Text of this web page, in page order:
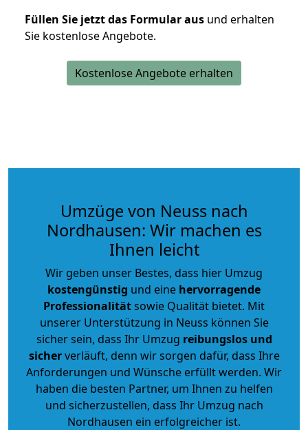
Füllen Sie jetzt das Formular aus und erhalten
Sie kostenlose Angebote.
Kostenlose Angebote erhalten
Umzüge von Neuss nach
Nordhausen: Wir machen es
Ihnen leicht
Wir geben unser Bestes, dass hier Umzug
kostengünstig und eine hervorragende
Professionalitätsowie Qualität bietet. Mit
unserer Unterstützung in Neuss können Sie
sicher sein, dass Ihr Umzug reibungslos und
sicherverläuft, denn wir sorgen dafür, dass Ihre
Anforderungen und Wünsche erfüllt werden. Wir
haben die besten Partner, um Ihnen zu helfen
und sicherzustellen, dass Ihr Umzug nach
Nordhausen ein erfolgreicher ist.